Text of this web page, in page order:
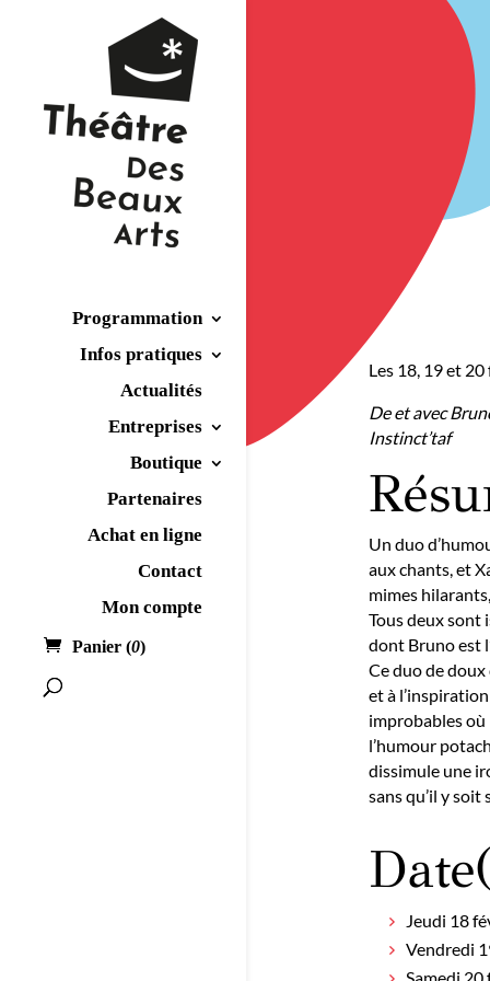
Programmation
Infos pratiques
Actualités
Entreprises
Boutique
Partenaires
Achat en ligne
Contact
Mon compte
Panier (0)
Les 18, 19 et
De et avec
Instinct’taf
Un duo
aux chants, et
mimes
Tous deux sont
dont Bruno est
Ce duo de doux
et à
improbables où
l’humour
dissimule une
sans qu’il y soit
Jeudi 18
Vendredi